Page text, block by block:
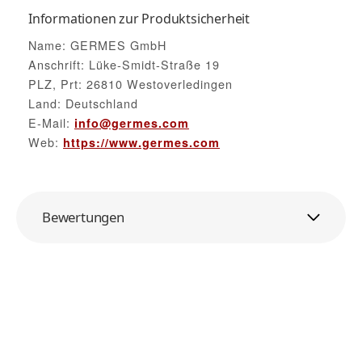
Informationen zur Produktsicherheit
Name: GERMES GmbH
Anschrift: Lüke-Smidt-Straße 19
PLZ, Prt: 26810 Westoverledingen
Land: Deutschland
E-Mail: info@germes.com
Web: https://www.germes.com
Bewertungen